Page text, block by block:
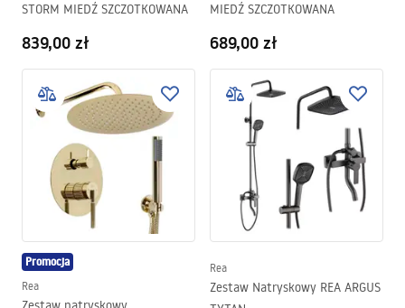
STORM MIEDŹ SZCZOTKOWANA
839,00 zł
MIEDŹ SZCZOTKOWANA
689,00 zł
Promocja
Rea
Rea
Zestaw Natryskowy REA ARGUS